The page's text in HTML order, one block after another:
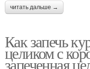
читать дальше →
Как запечь
целиком с
запеченная